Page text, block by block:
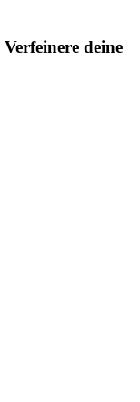
Verfeinere deine